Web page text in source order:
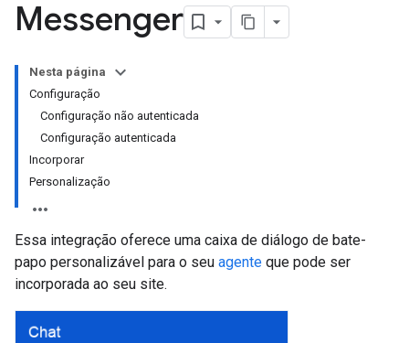
Messenger
Nesta página
Configuração
Configuração não autenticada
Configuração autenticada
Incorporar
Personalização
Essa integração oferece uma caixa de diálogo de bate-
papo personalizável para o seu agente que pode ser
incorporada ao seu site.